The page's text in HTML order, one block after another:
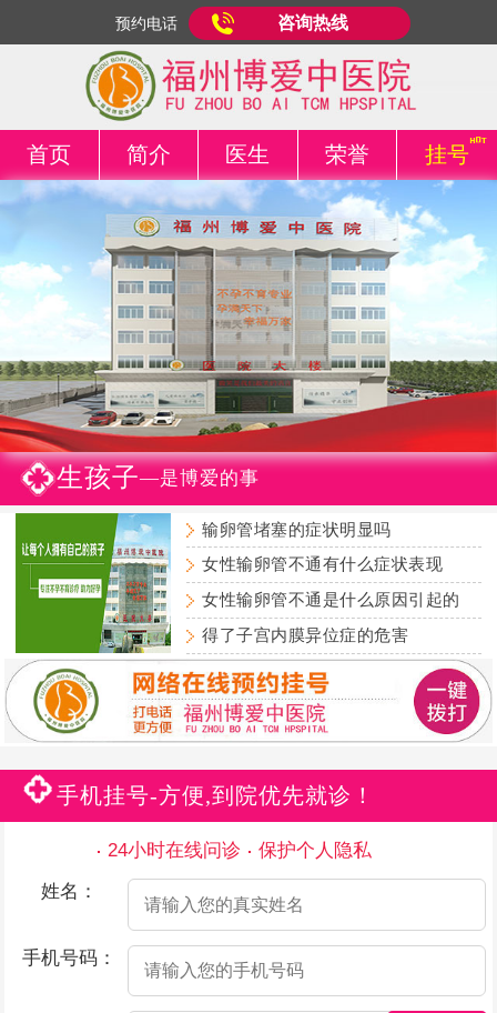
预约电话 咨询热线
首页 简介 医生 荣誉 挂号
生孩子—是博爱的事
输卵管堵塞的症状明显吗
女性输卵管不通有什么症状表现
女性输卵管不通是什么原因引起的
得了子宫内膜异位症的危害
手机挂号-方便,到院优先就诊！
24小时在线问诊
保护个人隐私
姓名：
手机号码：